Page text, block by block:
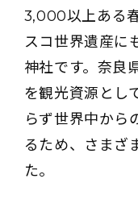
3,000以上ある
スコ世界遺産に
神社です。奈良
を観光資源とし
らず世界中から
るため、さまざ
た。